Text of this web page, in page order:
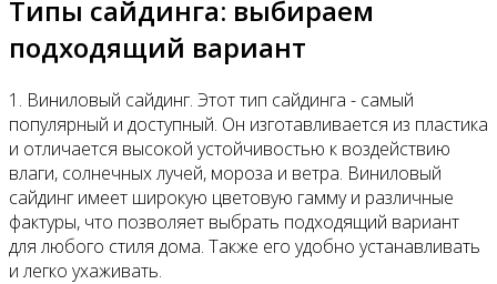
Типы сайдинга: выбираем
подходящий вариант
1. Виниловый сайдинг. Этот тип сайдинга - самый
популярный и доступный. Он изготавливается из пластика
и отличается высокой устойчивостью к воздействию
влаги, солнечных лучей, мороза и ветра. Виниловый
сайдинг имеет широкую цветовую гамму и различные
фактуры, что позволяет выбрать подходящий вариант
для любого стиля дома. Также его удобно устанавливать
и легко ухаживать.